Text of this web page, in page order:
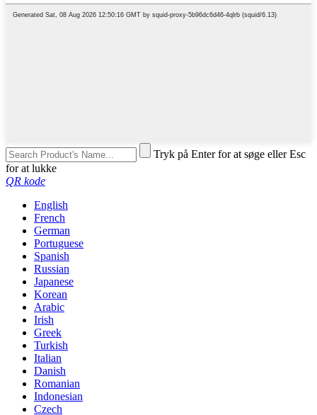
Tryk på Enter for at søge eller Esc
for at lukke
QR kode
English
French
German
Portuguese
Spanish
Russian
Japanese
Korean
Arabic
Irish
Greek
Turkish
Italian
Danish
Romanian
Indonesian
Czech